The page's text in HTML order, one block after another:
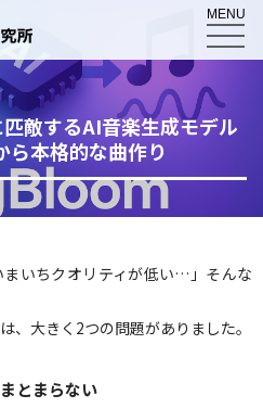
MENU
敵するAI音楽生成モデル
ら本格的な曲作り
まいちクオリティが低い…」そんな
、大きく2つの問題がありました。
とまらない